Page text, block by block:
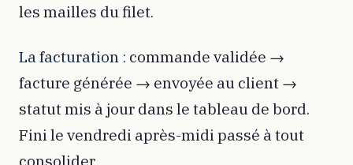
les mailles du filet.
La facturation : commande validée →
facture générée → envoyée au client →
statut mis à jour dans le tableau de bord.
Fini le vendredi après-midi passé à tout
consolider.